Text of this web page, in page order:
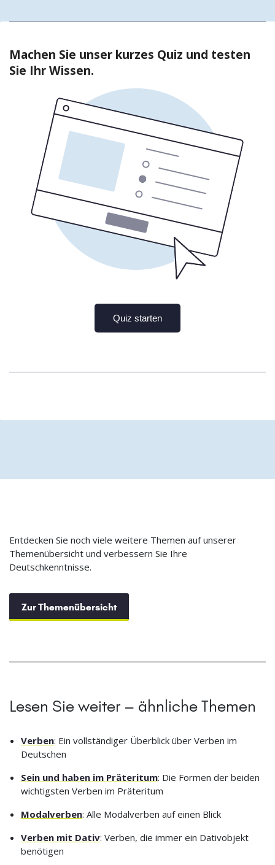
Entdecken Sie noch viele weitere Themen auf unserer
Themenübersicht und verbessern Sie Ihre
Deutschkenntnisse.
Zur Themenübersicht
Lesen Sie weiter – ähnliche Themen
Verben: Ein vollständiger Überblick über Verben im
Deutschen
Sein und haben im Präteritum: Die Formen der beiden
wichtigsten Verben im Präteritum
Modalverben: Alle Modalverben auf einen Blick
Verben mit Dativ: Verben, die immer ein Dativobjekt
benötigen